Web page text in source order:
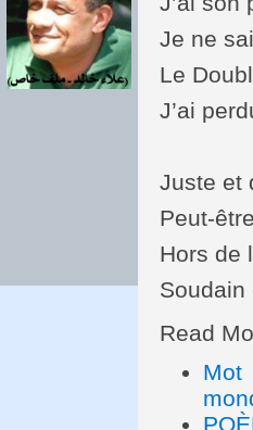
Je ne
Le
J’ai
Juste et
Peut-
Hors de
Soudain
Read